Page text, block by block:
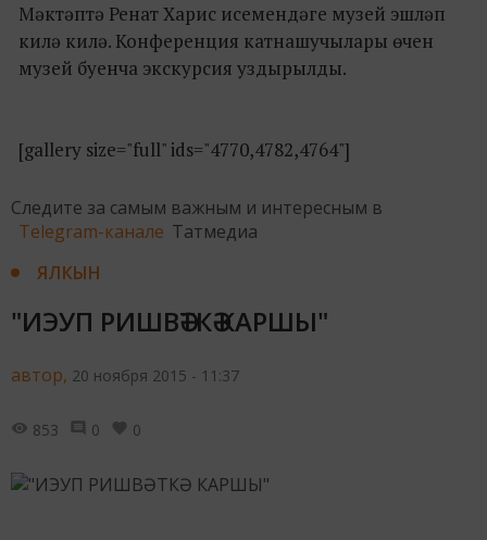
Мәктәптә Ренат Харис исемендәге музей эшләп
килә килә. Конференция катнашучылары өчен
музей буенча экскурсия уздырылды.
[gallery size="full" ids="4770,4782,4764"]
Следите за самым важным и интересным в
Telegram-канале Татмедиа
ЯЛКЫН
"ИЭУП РИШВӘТКӘ КАРШЫ"
автор, 20 ноября 2015 - 11:37
853 0 0